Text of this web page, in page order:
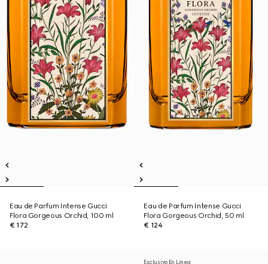
Eau de Parfum Intense Gucci
Flora Gorgeous Orchid, 100 ml
€ 172
Eau de Parfum Intense Gucci
Flora Gorgeous Orchid, 50 ml
€ 124
Exclusivo En Línea